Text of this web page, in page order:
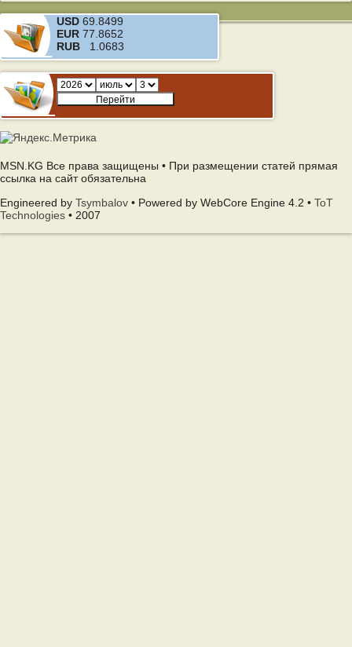
USD 69.8499
EUR 77.8652
RUB 1.0683
MSN.KG Все права защищены • При размещении статей прямая
ссылка на сайт обязательна
Engineered by Tsymbalov • Powered by WebCore Engine 4.2 • ToT
Technologies • 2007